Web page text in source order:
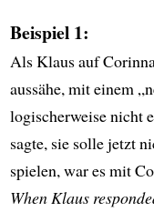
Beispiel 1:
Als Klaus auf
aussähe, mit einem
logischerweise nicht
sagte, sie solle jetzt
spielen, war es mit
When Klaus